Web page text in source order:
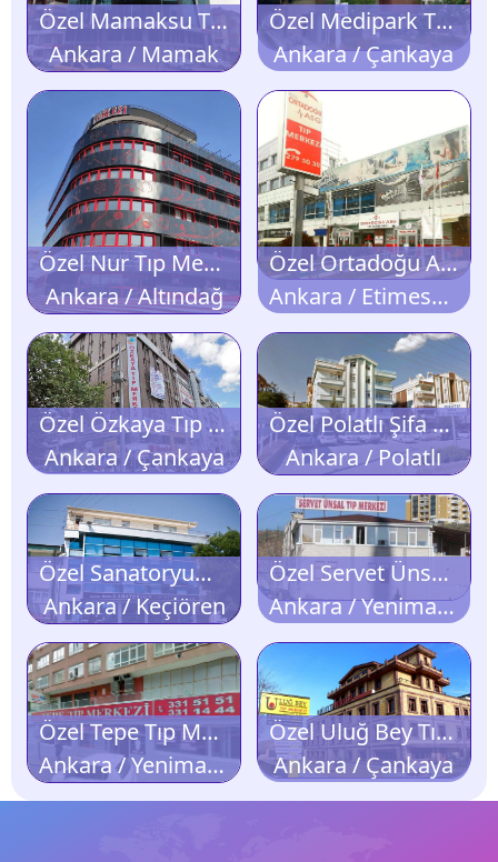
Özel Mamaksu Tıp Merkezi
Ankara / Mamak
Özel Medipark Tıp Merkezi
Ankara / Çankaya
Özel Nur Tıp Merkezi
Ankara / Altındağ
Özel Ortadoğu ASG Tıp Merkezi
Ankara / Etimesgut
Özel Özkaya Tıp Merkezi
Ankara / Çankaya
Özel Polatlı Şifa Tıp Merkezi
Ankara / Polatlı
Özel Sanatoryum Tıp Merkezi
Ankara / Keçiören
Özel Servet Ünsal Tıp Merkezi
Ankara / Yenimahalle
Özel Tepe Tıp Merkezi
Ankara / Yenimahalle
Özel Uluğ Bey Tıp Merkezi
Ankara / Çankaya